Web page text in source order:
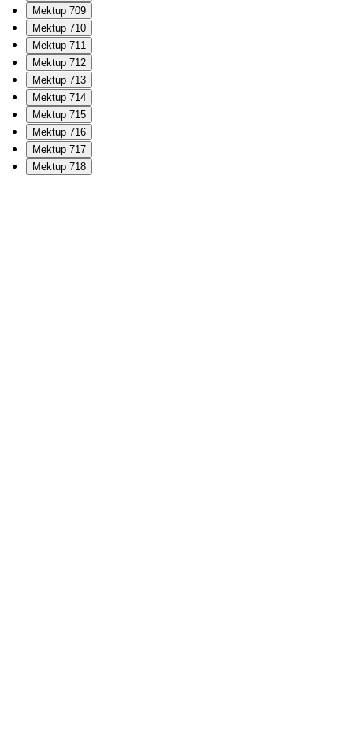
Mektup 709
Mektup 710
Mektup 711
Mektup 712
Mektup 713
Mektup 714
Mektup 715
Mektup 716
Mektup 717
Mektup 718